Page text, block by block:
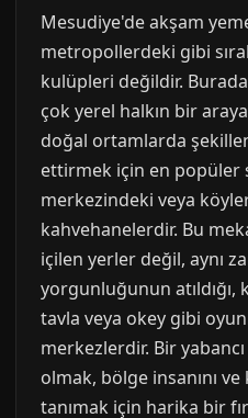
Mesudiye'de akşam
metropollerdeki gibi
kulüpleri değildir.
çok yerel halkın bir
doğal ortamlarda
ettirmek için en popüler
merkezindeki veya
kahvehanelerdir. Bu
içilen yerler değil, aynı
yorgunluğunun
tavla veya okey gibi
merkezlerdir. Bir
olmak, bölge insanını
tanımak için harika bir